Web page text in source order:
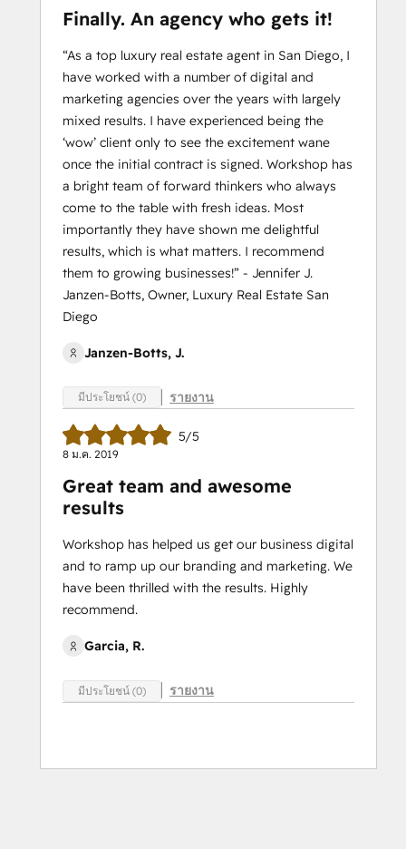
Finally. An agency who gets it!
“As a top luxury real estate agent in San Diego, I
have worked with a number of digital and
marketing agencies over the years with largely
mixed results. I have experienced being the
‘wow’ client only to see the excitement wane
once the initial contract is signed. Workshop has
a bright team of forward thinkers who always
come to the table with fresh ideas. Most
importantly they have shown me delightful
results, which is what matters. I recommend
them to growing businesses!” - Jennifer J.
Janzen-Botts, Owner, Luxury Real Estate San
Diego
Janzen-Botts, J.
มีประโยชน์ (0) รายงาน
5/5
8 ม.ค. 2019
Great team and awesome
results
Workshop has helped us get our business digital
and to ramp up our branding and marketing. We
have been thrilled with the results. Highly
recommend.
Garcia, R.
มีประโยชน์ (0) รายงาน